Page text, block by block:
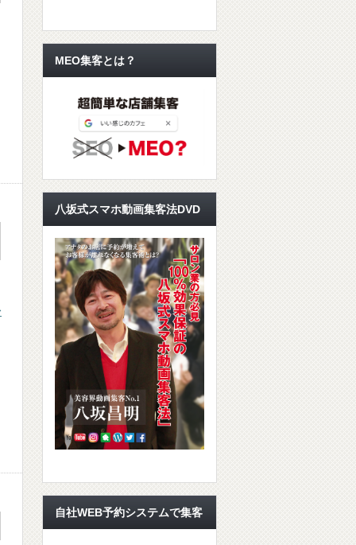
MEO集客とは？
八坂式スマホ動画集客法DVD
自社WEB予約システムで集客